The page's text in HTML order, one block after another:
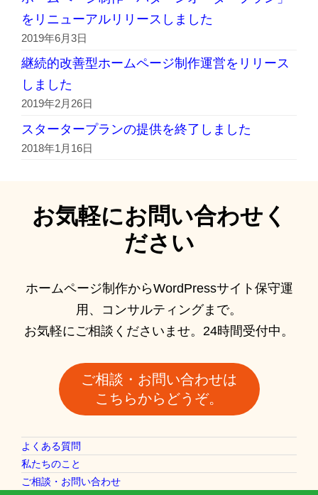
をリニューアルリリースしました
2019年6月3日
継続的改善型ホームページ制作運営をリリース
しました
2019年2月26日
スタータープランの提供を終了しました
2018年1月16日
お気軽にお問い合わせく
ださい
ホームページ制作からWordPressサイト保守運
用、コンサルティングまで。
お気軽にご相談くださいませ。24時間受付中。
ご相談・お問い合わせは
こちらからどうぞ。
よくある質問
私たちのこと
ご相談・お問い合わせ